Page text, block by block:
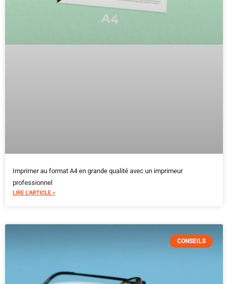
Imprimer au format A4 en grande qualité avec un imprimeur
professionnel
LIRE L'ARTICLE »
CONSEILS